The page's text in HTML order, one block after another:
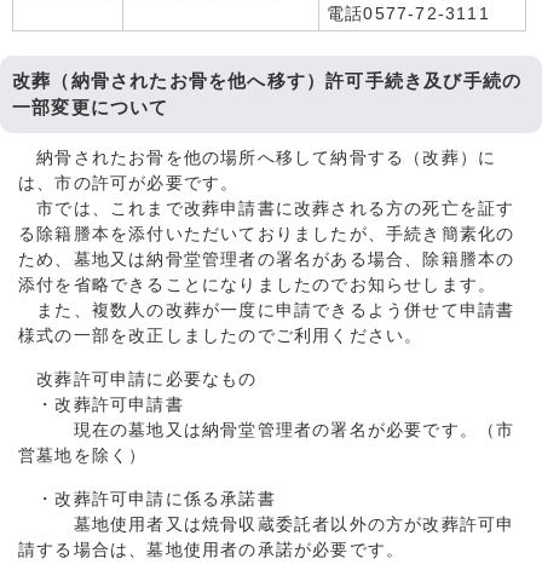
電話0577-72-3111
改葬（納骨されたお骨を他へ移す）許可手続き及び手続の
一部変更について
納骨されたお骨を他の場所へ移して納骨する（改葬）に
は、市の許可が必要です。
市では、これまで改葬申請書に改葬される方の死亡を証す
る除籍謄本を添付いただいておりましたが、手続き簡素化の
ため、墓地又は納骨堂管理者の署名がある場合、除籍謄本の
添付を省略できることになりましたのでお知らせします。
また、複数人の改葬が一度に申請できるよう併せて申請書
様式の一部を改正しましたのでご利用ください。
改葬許可申請に必要なもの
・改葬許可申請書
現在の墓地又は納骨堂管理者の署名が必要です。（市
営墓地を除く）
・改葬許可申請に係る承諾書
墓地使用者又は焼骨収蔵委託者以外の方が改葬許可申
請する場合は、墓地使用者の承諾が必要です。